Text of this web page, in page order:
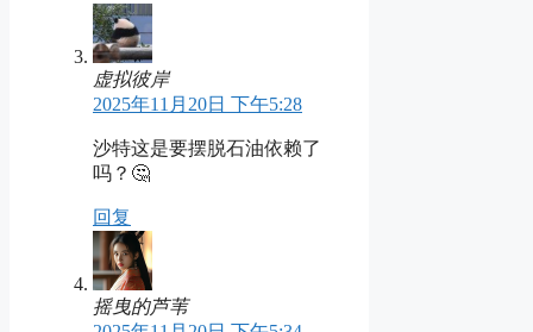
虚拟彼岸
2025年11月20日 下午5:28
沙特这是要摆脱石油依赖了
吗？🤔
回复
摇曳的芦苇